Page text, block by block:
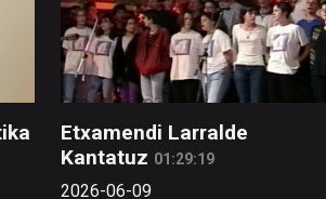
Etxamendi Larralde
Kantatuz 01:29:19
2026-06-09